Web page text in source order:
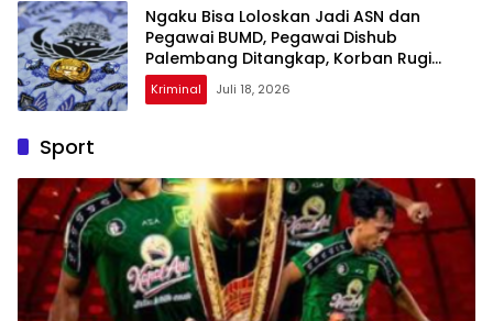
Ngaku Bisa Loloskan Jadi ASN dan
Pegawai BUMD, Pegawai Dishub
Palembang Ditangkap, Korban Rugi
Rp158 Juta
Kriminal Juli 18, 2026
Sport